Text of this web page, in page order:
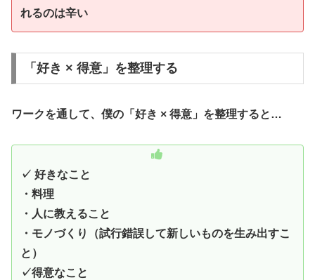
れるのは辛い
「好き × 得意」を整理する
ワークを通して、僕の「好き × 得意」を整理すると…
✓ 好きなこと
・料理
・人に教えること
・モノづくり（試行錯誤して新しいものを生み出すこ
と）
✓得意なこと